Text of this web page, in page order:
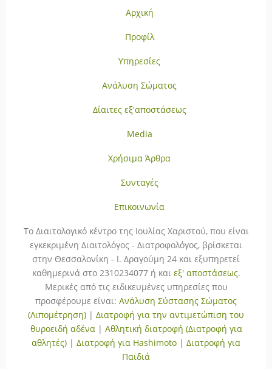
Αρχική
Προφίλ
Υπηρεσίες
Ανάλυση Σώματος
Δίαιτες εξ'αποστάσεως
Media
Χρήσιμα Άρθρα
Συνταγές
Επικοινωνία
To Διαιτολογικό κέντρο της Ιουλίας Χαριστού, που είναι
εγκεκριμένη Διαιτολόγος - Διατροφολόγος, βρίσκεται
στην Θεσσαλονίκη - Ι. Δραγούμη 24 και εξυπηρετεί
καθημερινά στο 2310234077 ή και εξ' αποστάσεως.
Μερικές από τις ειδικευμένες υπηρεσίες που
προσφέρουμε είναι: Ανάλυση Σύστασης Σώματος
(Λιπομέτρηση) | Διατροφή για την αντιμετώπιση του
θυροειδή αδένα| Αθλητική διατροφή (Διατροφή για
αθλητές) | Διατροφή για Hashimoto | Διατροφή για
Παιδιά